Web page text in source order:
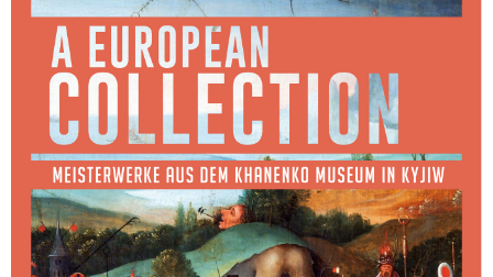
Sonstiges